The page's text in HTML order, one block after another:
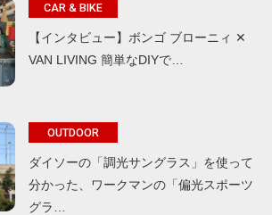
CAR & BIKE
【インタビュー】ボンゴ ブローニィ ✕
VAN LIVING 簡単なDIYで…
OUTDOOR
ダイソーの「調光サングラス」を使って
分かった、ワークマンの「偏光スポーツ
グラ…